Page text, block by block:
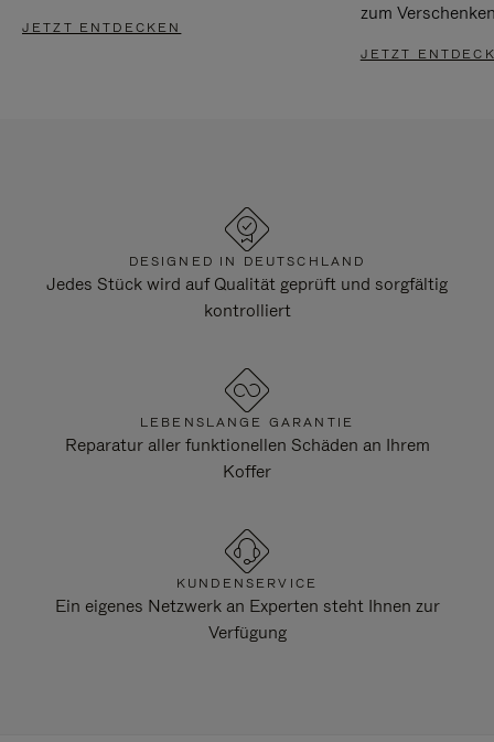
JETZT ENTDECKEN
zum
JETZT
DESIGNED IN DEUTSCHLAND
Jedes Stück wird auf Qualität geprüft und sorgfältig
kontrolliert
LEBENSLANGE GARANTIE
Reparatur aller funktionellen Schäden an Ihrem
Koffer
KUNDENSERVICE
Ein eigenes Netzwerk an Experten steht Ihnen zur
Verfügung